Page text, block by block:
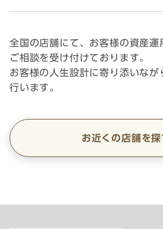
全国の店舗にて、お客様の資産運
ご相談を受け付けております。
お客様の人生設計に寄り添いなが
行います。
お近くの店舗を探